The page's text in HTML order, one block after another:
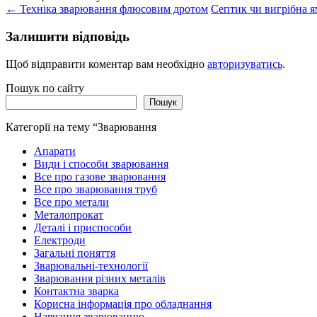
← Техніка зварювання флюсовим дротом Септик чи вигрібна
Залишити відповідь
Щоб відправити коментар вам необхідно авторизуватись.
Пошук по сайту
Пошук
Категорії на тему “Зварювання
Апарати
Види і способи зварювання
Все про газове зварювання
Все про зварювання труб
Все про метали
Металопрокат
Деталі і приспособи
Електроди
Загальні поняття
Зварювальні-технології
Зварювання різних металів
Контактна зварка
Корисна інформація про обладнання